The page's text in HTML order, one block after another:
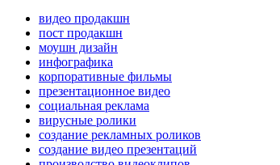
видео продакшн
пост продакшн
моушн дизайн
инфографика
корпоративные фильмы
презентационное видео
социальная реклама
вирусные ролики
создание рекламных роликов
создание видео презентаций